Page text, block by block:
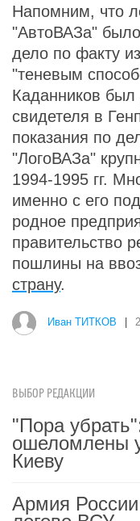
Напомним, что
"АвтоВАЗа"
дело по факту
"теневым
Каданников был
свидетеля в
показания по
"ЛогоВАЗа"
1994-1995 гг.
именно с его
родное
правительство
пошлины на
страну.
Иван ТИТКОВ
ВЫБОР РЕДАКЦИИ
"Пора
ошеломлены
Киеву
Армия